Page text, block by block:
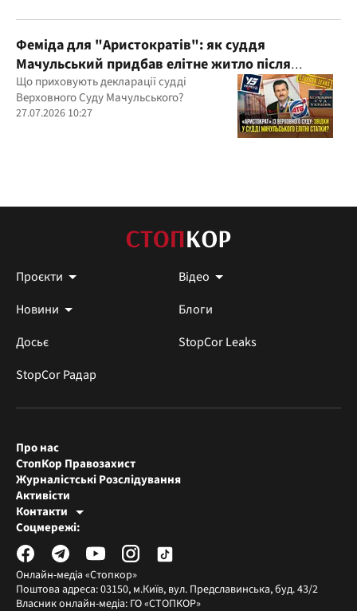
Феміда для "Аристократів": як суддя
Мачульський придбав елітне житло після
вердикту на користь забудовника?
Що приховують декларації судді
Верховного Суду Мачульського?
27.07.2026 10:27
Проєкти
Відео
Новини
Блоги
Досьє
StopCor Leaks
StopCor Радар
Онлайн-медіа «Стопкор»
Поштова адреса: 03150, м.Київ, вул. Предславинська, буд. 43/2
Власник онлайн-медіа: ГО «СТОПКОР»
Про нас
СтопКор Правозахист
Журналістські Розслідування
Активісти
Контакти
Редакція СтопКора
Журналісти-розслідувачі
Соцмережі: